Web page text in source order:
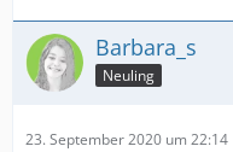
Barbara_s
Neuling
23. September 2020 um 22:14